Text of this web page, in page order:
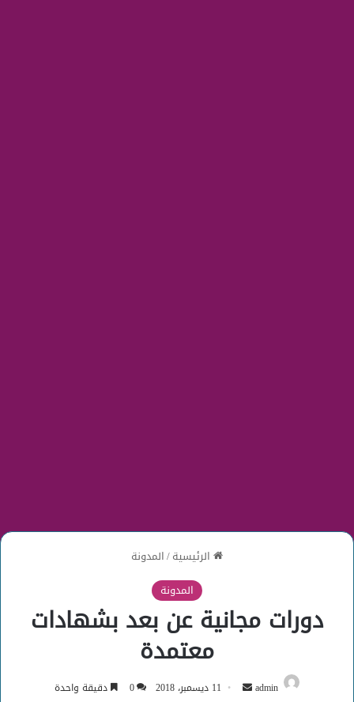
الرئيسية/المدونة
المدونة
دورات مجانية عن بعد بشهادات
معتمدة
admin
أرسل 11 ديسمبر، 2018 0 دقيقة واحدة